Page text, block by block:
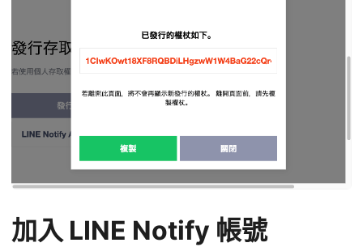
加入 LINE Notify 帳號